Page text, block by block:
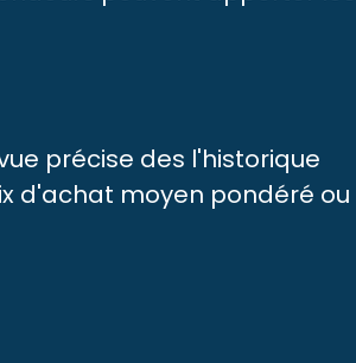
précise des l'historique
d'achat moyen pondéré ou